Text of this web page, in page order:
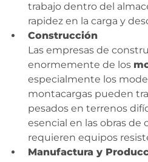
trabajo dentro del
rapidez en la carga y
Construcción
Las empresas de
enormemente de los
especialmente los
montacargas pueden
pesados en terrenos
esencial en las obras de
requieren equipos
Manufactura y